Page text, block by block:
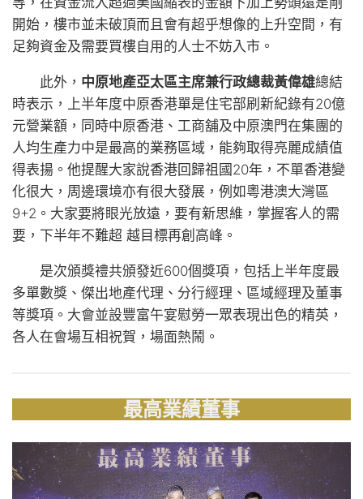
開始，樓市並未破頂而且會有超乎想像的上升空間，有
足夠資金及需要買樓自用的人士不妨入市。
此外， 中原地產亞太區主席兼行政總裁黃偉雄總結
時表示，上半年度中原香港單是住宅部刷新紀錄有20億
元營業額，同時中原香港、工商舖及中原澳門在集團的
人均生產力中是最高的業務區域，能夠取得亮麗成績值
得表揚。他提醒大家說香港回歸祖國20年，不單香港變
化很大，周邊環境亦有很大發展，例如粵港澳大灣區
9+2。大家要將眼光放遠，要有新思維，掌握客人的需
要，下半年不難超 越目標再創高峰。
是次頒獎禮共頒發近600個獎項，包括上半年度最
多單數獎、傑出地產代理、分行經理、區域經理及董事
等獎項。大會並設豐富午宴慰勞一眾表現出色的精英，
各人在會場互相祝賀，場面熱鬧。
最高業績董事